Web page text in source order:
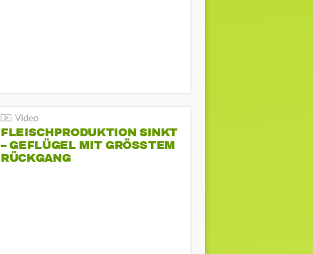
FLEISCHPRODUKTION SINKT
– GEFLÜGEL MIT GRÖSSTEM R
ÜCKGANG